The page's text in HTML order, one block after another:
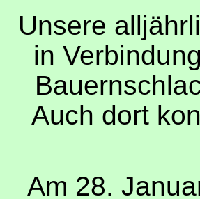
Unsere
in
Auch dort
Am 28.